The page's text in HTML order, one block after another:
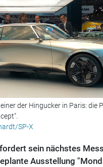
der Hingucker in Paris: die
SP-X
sein nächstes
Ausstellung